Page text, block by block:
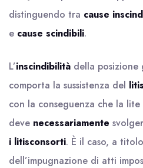
distinguendo tra cause
e cause scindibili.
L’inscindibilità della
comporta la sussistenza del
con la conseguenza che la lite
deve necessariamente
i litisconsorti. È il caso, a
dell’impugnazione di atti